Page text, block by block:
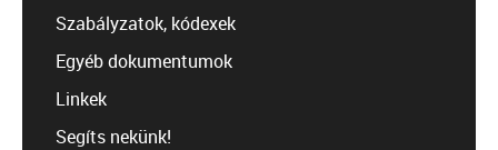
Szabályzatok, kódexek
Egyéb dokumentumok
Linkek
Segíts nekünk!